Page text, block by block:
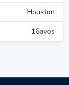
Houston
16avos